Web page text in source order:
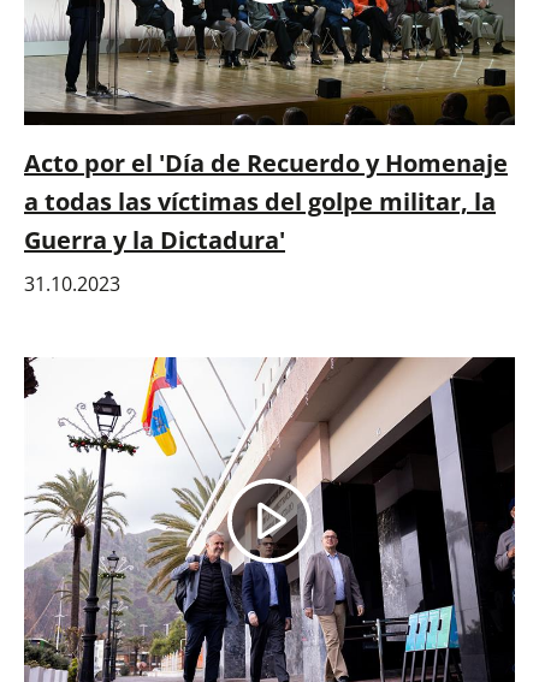
Acto por el 'Día de Recuerdo y Homenaje
a todas las víctimas del golpe militar, la
Guerra y la Dictadura'
31.10.2023